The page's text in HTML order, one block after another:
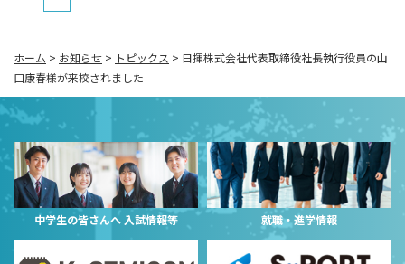
ホーム > お知らせ > トピックス > 日揮株式会社代表取締役社長執行役員の山
口康春様が来校されました
中学生の皆さんへ 入試情報等 就職・進学情報